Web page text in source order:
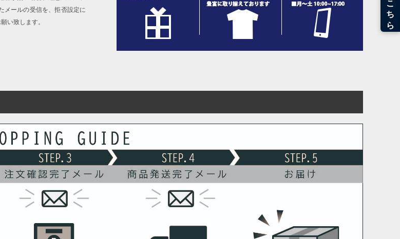
メールの受信を、拒否設定に
い致します。